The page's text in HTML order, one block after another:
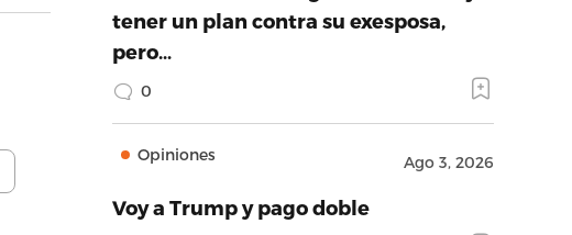
tener un plan contra su exesposa,
pero…
0
Opiniones Ago 3, 2026
Voy a Trump y pago doble